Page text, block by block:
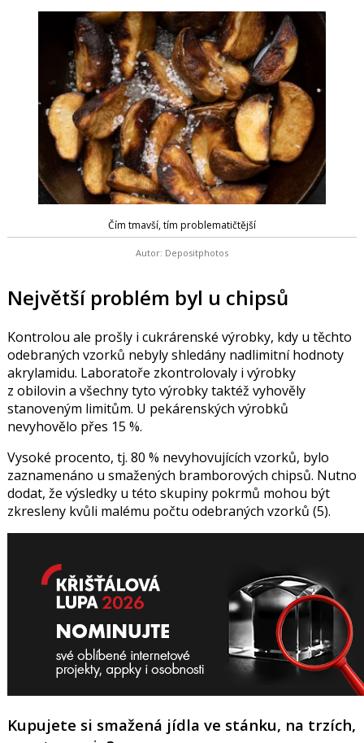
Čím tmavší, tím problematičtější
Autor: Depositphotos
Největší problém byl u chipsů
Kontrolou ale prošly i cukrárenské výrobky, kdy u těchto
odebraných vzorků nebyly shledány nadlimitní hodnoty
akrylamidu. Laboratoře zkontrolovaly i výrobky
z obilovin a všechny tyto výrobky taktéž vyhověly
stanoveným limitům. U pekárenských výrobků
nevyhovělo přes 15 %.
Vysoké procento, tj. 80 % nevyhovujících vzorků, bylo
zaznamenáno u smažených bramborových chipsů. Nutno
dodat, že výsledky u této skupiny pokrmů mohou být
zkresleny kvůli malému počtu odebraných vzorků (5).
Kupujete si smažená jídla ve stánku, na trzích,